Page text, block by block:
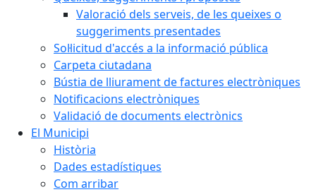
Valoració dels serveis, de les queixes o
suggeriments presentades
Sol·licitud d'accés a la informació pública
Carpeta ciutadana
Bústia de lliurament de factures electròniques
Notificacions electròniques
Validació de documents electrònics
El Municipi
Història
Dades estadístiques
Com arribar